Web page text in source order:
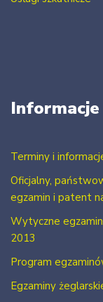
Informacje
Terminy i
Oficjalny,
egzamin i patent
Wytyczne
2013
Program
Egzaminy